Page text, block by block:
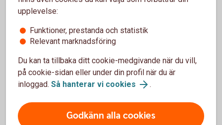
Shoppa med ett klick
upplevelse:
Funktioner, prestanda och statistik
Relevant marknadsföring
Du kan ta tillbaka ditt cookie-medgivande när du vill,
på cookie-sidan eller under din profil när du är
inloggad. Så hanterar vi cookies .
Godkänn alla cookies